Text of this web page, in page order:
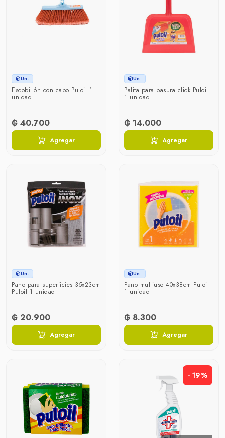
Un.
Escobillón con cabo Puloil 1
unidad
₲ 40.700
Agregar
Un.
Palita para basura click Puloil
1 unidad
₲ 14.000
Agregar
Un.
Paño para superficies 35x23cm
Puloil 1 unidad
₲ 20.900
Agregar
Un.
Paño multiuso 40x38cm Puloil
1 unidad
₲ 8.300
Agregar
- 19%